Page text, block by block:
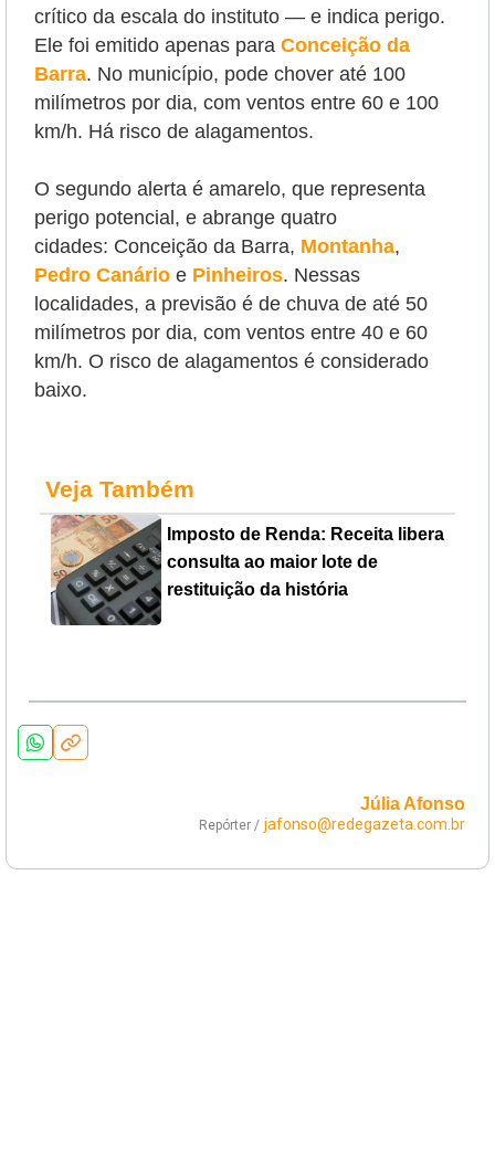
crítico da escala do instituto — e indica perigo.
Ele foi emitido apenas para Conceição da
Barra. No município, pode chover até 100
milímetros por dia, com ventos entre 60 e 100
km/h. Há risco de alagamentos.
O segundo alerta é amarelo, que representa
perigo potencial, e abrange quatro
cidades: Conceição da Barra, Montanha,
Pedro Canário e Pinheiros. Nessas
localidades, a previsão é de chuva de até 50
milímetros por dia, com ventos entre 40 e 60
km/h. O risco de alagamentos é considerado
baixo.
Veja Também
Imposto de Renda: Receita libera
consulta ao maior lote de
restituição da história
Júlia Afonso
Repórter / jafonso@redegazeta.com.br